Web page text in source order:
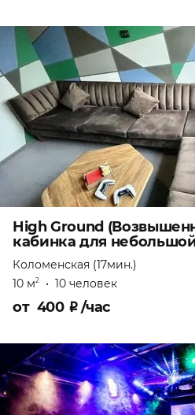
High Ground
кабинка для
Коломенская (17мин.)
10 м2 • 10 человек
от 400 ₽/час